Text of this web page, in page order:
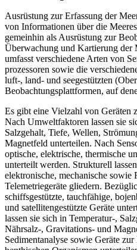
Ausrüstung zur Erfassung der
von Informationen über die
gemeinhin als Ausrüstung zur
Überwachung und Kartierung der
umfasst verschiedene Arten von
prozessoren sowie die
luft-, land- und seegestützten
Beobachtungsplattformen, auf
Es gibt eine Vielzahl von Geräten
Nach Umweltfaktoren lassen sie
Salzgehalt, Tiefe, Wellen,
Magnetfeld unterteilen. Nach
optische, elektrische, thermische
unterteilt werden. Strukturell
elektronische, mechanische sowie
Telemetriegeräte gliedern.
schiffsgestützte, tauchfähige,
und satellitengestützte Geräte
lassen sie sich in Temperatur-,
Nährsalz-, Gravitations- und
Sedimentanalyse sowie Geräte